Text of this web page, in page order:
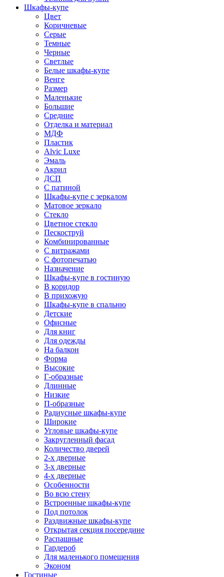
Шкафы-купе
Цвет
Коричневые
Серые
Темные
Черные
Светлые
Белые шкафы-купе
Венге
Размер
Маленькие
Большие
Средние
Отделка и материал
МДФ
Пластик
Alvic Luxe
Эмаль
Акрил
ДСП
С патиной
Шкафы-купе с зеркалом
Матовое зеркало
Стекло
Цветное стекло
Пескоструй
Комбинированные
С витражами
С фотопечатью
Назначение
Шкафы-купе в гостиную
В коридор
В прихожую
Шкафы-купе в спальню
Детские
Офисные
Для книг
Для одежды
На балкон
Форма
Высокие
Г-образные
Длинные
Низкие
П-образные
Радиусные шкафы-купе
Широкие
Угловые шкафы-купе
Закругленный фасад
Количество дверей
2-х дверные
3-х дверные
4-х дверные
Особенности
Во всю стену
Встроенные шкафы-купе
Под потолок
Раздвижные шкафы-купе
Открытая секция посередине
Распашные
Гардероб
Для маленького помещения
Эконом
Гостиные